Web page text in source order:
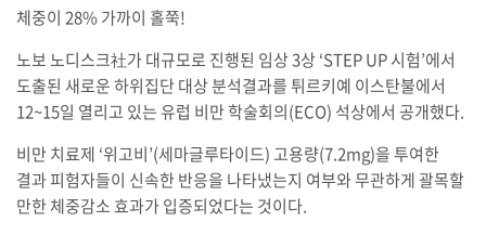
체중이 28% 가까이 홀쭉!
노보 노디스크社가 대규모로 진행된 임상 3상 ‘STEP UP 시험’에서
도출된 새로운 하위집단 대상 분석결과를 튀르키예 이스탄불에서
12~15일 열리고 있는 유럽 비만 학술회의(ECO) 석상에서 공개했다.
비만 치료제 ‘위고비’(세마글루타이드) 고용량(7.2mg)을 투여한
결과 피험자들이 신속한 반응을 나타냈는지 여부와 무관하게 괄목할
만한 체중감소 효과가 입증되었다는 것이다.